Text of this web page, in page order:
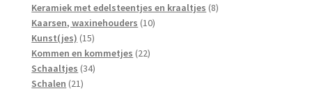
producten
Keramiek met edelsteentjes en kraaltjes 88
Kaarsen, waxinehouders 1010
Kunst(jes) 1515
producten
Kommen en kommetjes 2222
Schaaltjes 3434
Schalen 2121